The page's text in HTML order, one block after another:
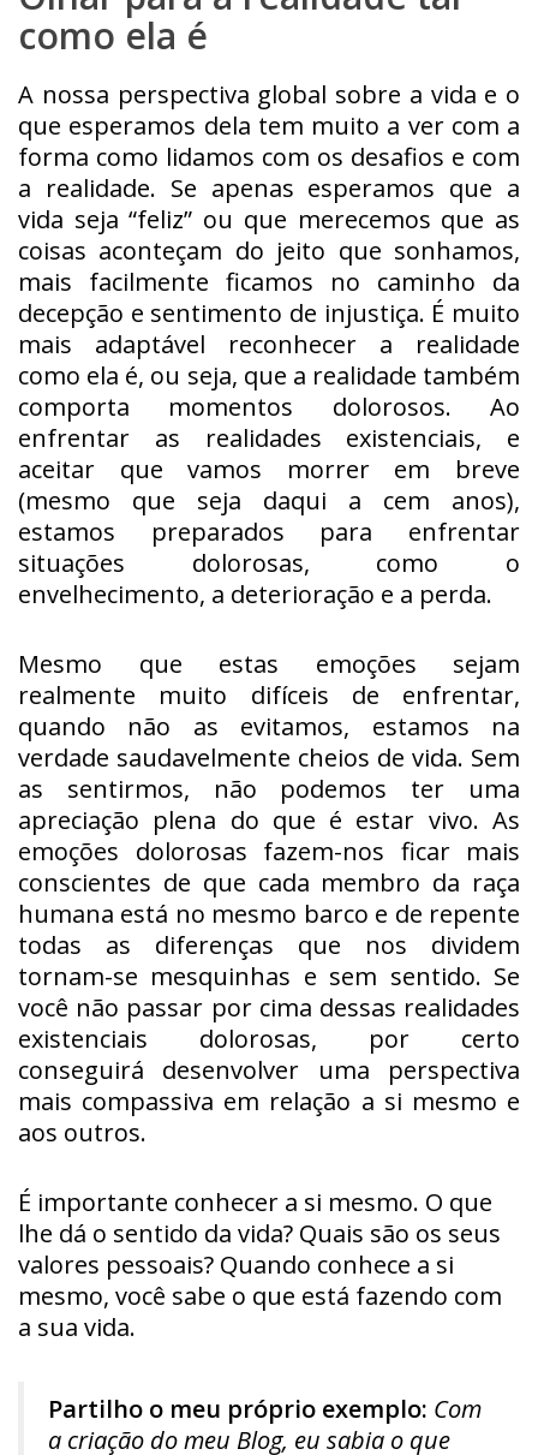
como ela é
A nossa perspectiva global sobre a vida e o
que esperamos dela tem muito a ver com a
forma como lidamos com os desafios e com
a realidade. Se apenas esperamos que a
vida seja “feliz” ou que merecemos que as
coisas aconteçam do jeito que sonhamos,
mais facilmente ficamos no caminho da
decepção e sentimento de injustiça. É muito
mais adaptável reconhecer a realidade
como ela é, ou seja, que a realidade também
comporta momentos dolorosos. Ao
enfrentar as realidades existenciais, e
aceitar que vamos morrer em breve
(mesmo que seja daqui a cem anos),
estamos preparados para enfrentar
situações dolorosas, como o
envelhecimento, a deterioração e a perda.
Mesmo que estas emoções sejam
realmente muito difíceis de enfrentar,
quando não as evitamos, estamos na
verdade saudavelmente cheios de vida. Sem
as sentirmos, não podemos ter uma
apreciação plena do que é estar vivo. As
emoções dolorosas fazem-nos ficar mais
conscientes de que cada membro da raça
humana está no mesmo barco e de repente
todas as diferenças que nos dividem
tornam-se mesquinhas e sem sentido. Se
você não passar por cima dessas realidades
existenciais dolorosas, por certo
conseguirá desenvolver uma perspectiva
mais compassiva em relação a si mesmo e
aos outros.
É importante conhecer a si mesmo. O que
lhe dá o sentido da vida? Quais são os seus
valores pessoais? Quando conhece a si
mesmo, você sabe o que está fazendo com
a sua vida.
Partilho o meu próprio exemplo: Com
a criação do meu Blog, eu sabia o que